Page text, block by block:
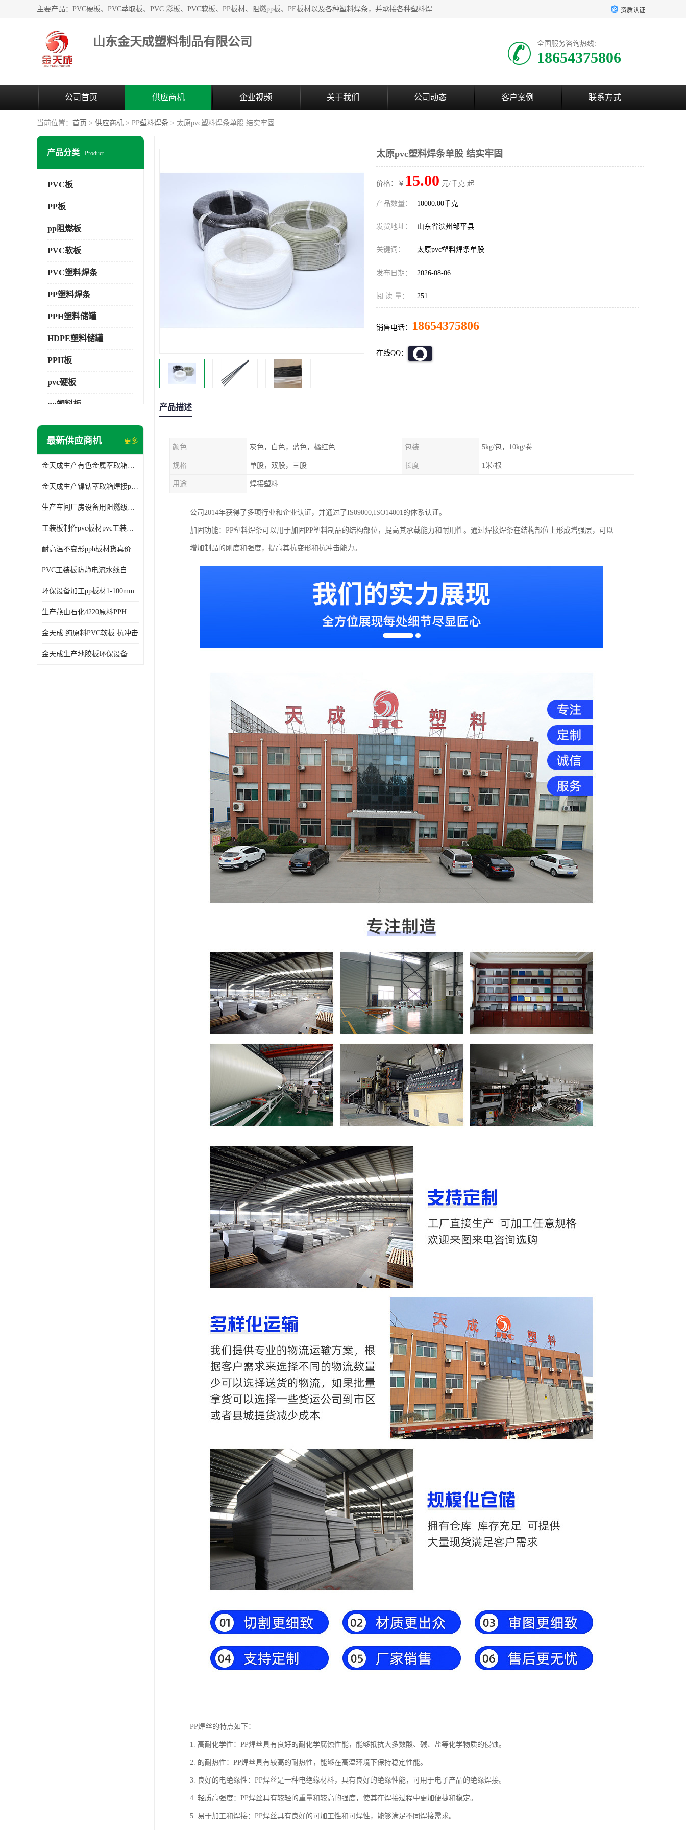
主要产品：PVC硬板、PVC萃取板、PVC 彩板、PVC软板、PP板材、阻燃pp板、PE板材以及各种塑料焊条，并承接各种塑料焊接工程，其产品广泛应用于环保设备、化工、石油、电镀、电子、建筑、食品、医药等多种行业，产品销售己覆盖全国多个省、市(直辖市)及自治区，并己经远销国外。 资质认证
山东金天成塑料制品有限公司 全国服务咨询热线:
18654375806
公司首页 供应商机 企业视频 关于我们 公司动态 客户案例 联系方式
当前位置： 首页 > 供应商机 > PP塑料焊条 > 太原pvc塑料焊条单股 结实牢固
产品分类 Product
PVC板
PP板
pp阻燃板
PVC软板
PVC塑料焊条
PP塑料焊条
PPH塑料储罐
HDPE塑料储罐
PPH板
pvc硬板
pp塑料板
pvc萃取板
最新供应商机 更多
金天成生产有色金属萃取箱焊接pvc板
金天成生产镍钴萃取箱焊接pvc萃取板
生产车间厂房设备用阻燃级别pp硬板
工装板制作pvc板材pvc工装板材可折弯
耐高温不变形pph板材货真价值pph板材
PVC工装板防静电流水线自动化倍速线工装板
环保设备加工pp板材1-100mm
生产燕山石化4220原料PPH板材
金天成 纯原料PVC软板 抗冲击
金天成生产地胶板环保设备内衬焊接用半圆pvc软焊条
太原pvc塑料焊条单股 结实牢固
价格：￥ 15.00 元/千克 起
产品数量： 10000.00千克
发货地址： 山东省滨州邹平县
关键词： 太原pvc塑料焊条单股
发布日期： 2026-08-06
阅 读 量： 251
销售电话： 18654375806
在线QQ：
产品描述
颜色 灰色，白色，蓝色，橘红色 包装 5kg/包，10kg/卷
规格 单股，双股，三股 长度 1米/根
用途 焊接塑料
公司2014年获得了多项行业和企业认证，并通过了IS09000,ISO14001的体系认证。
加固功能：PP塑料焊条可以用于加固PP塑料制品的结构部位，提高其承载能力和耐用性。通过焊接焊条在结构部位上形成增强层，可以
增加制品的刚度和强度，提高其抗变形和抗冲击能力。
PP焊丝的特点如下：
1. 高耐化学性：PP焊丝具有良好的耐化学腐蚀性能，能够抵抗大多数酸、碱、盐等化学物质的侵蚀。
2. 的耐热性：PP焊丝具有较高的耐热性，能够在高温环境下保持稳定性能。
3. 良好的电绝缘性：PP焊丝是一种电绝缘材料，具有良好的绝缘性能，可用于电子产品的绝缘焊接。
4. 轻质高强度：PP焊丝具有较轻的重量和较高的强度，使其在焊接过程中更加便捷和稳定。
5. 易于加工和焊接：PP焊丝具有良好的可加工性和可焊性，能够满足不同焊接需求。